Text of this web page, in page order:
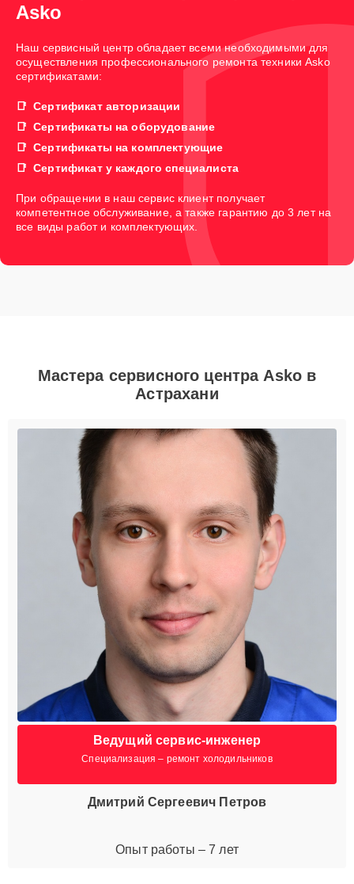
Asko
Наш сервисный центр обладает всеми необходимыми для
осуществления профессионального ремонта техники Asko
сертификатами:
Сертификат авторизации
Сертификаты на оборудование
Сертификаты на комплектующие
Сертификат у каждого специалиста
При обращении в наш сервис клиент получает
компетентное обслуживание, а также гарантию до 3 лет на
все виды работ и комплектующих.
Мастера сервисного центра Asko в
Астрахани
Ведущий сервис-инженер
Специализация – ремонт холодильников
Дмитрий Сергеевич Петров
Опыт работы – 7 лет